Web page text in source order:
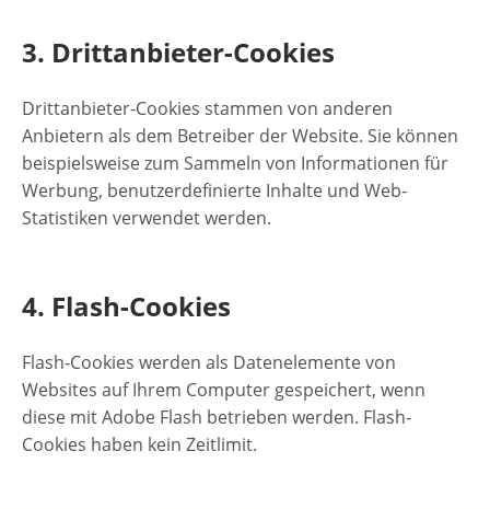
3. Drittanbieter-Cookies
Drittanbieter-Cookies stammen von anderen
Anbietern als dem Betreiber der Website. Sie können
beispielsweise zum Sammeln von Informationen für
Werbung, benutzerdefinierte Inhalte und Web-
Statistiken verwendet werden.
4. Flash-Cookies
Flash-Cookies werden als Datenelemente von
Websites auf Ihrem Computer gespeichert, wenn
diese mit Adobe Flash betrieben werden. Flash-
Cookies haben kein Zeitlimit.